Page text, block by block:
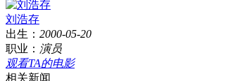
刘浩存
出生： 2000-05-20
职业： 演员
观看TA的电影
相关新闻